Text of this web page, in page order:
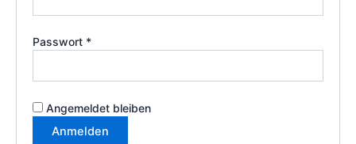
Passwort *
Angemeldet bleiben
Anmelden